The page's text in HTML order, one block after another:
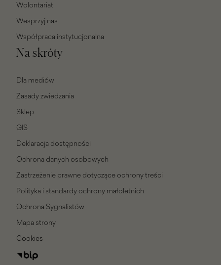
Wolontariat
Wesprzyj nas
Współpraca instytucjonalna
Na skróty
Dla mediów
Zasady zwiedzania
Sklep
GIS
Deklaracja dostępności
Ochrona danych osobowych
Zastrzeżenie prawne dotyczące ochrony treści
Polityka i standardy ochrony małoletnich
Ochrona Sygnalistów
Mapa strony
Cookies